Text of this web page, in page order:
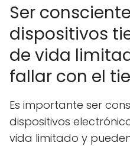
Ser
dispositivos
de vida
fallar con el
Es importante ser
dispositivos
vida limitado y